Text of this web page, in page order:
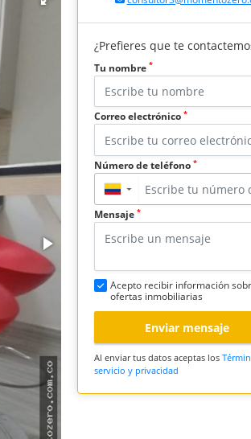
¿Prefieres que te
Tu nombre *
Correo electrónico *
Número de teléfono *
▼
Mensaje *
Acepto recibir información
ofertas inmobiliarias
Enviar mensaje
Al enviar tus datos aceptas los
servicio y privacidad